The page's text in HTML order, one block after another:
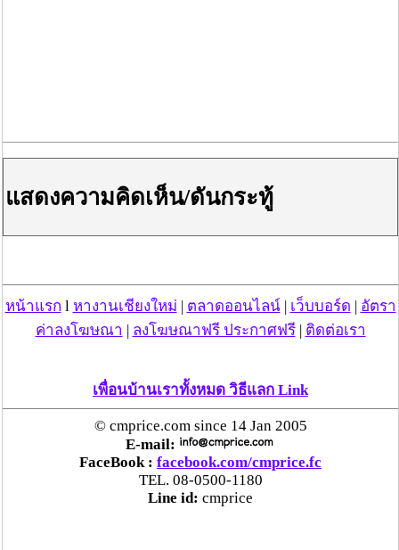
หวิดสูญเงินเกือบสองแสน โชคดีรู้ตัวเร็ว! รีบแจ้งตร.
ประสาน สตช.สายด่วน 1441 อายัดบัญชี-ตามเงินได้
คืนครบ
ตร.สภ.เมืองลำพูน ยึดยาบ้ากว่า 700 เม็ด หลังชาว
บ้านแจ้งพบถุงพลาสติกพันเทปสีดำต้องสงสัยในสวน
แม่สะเรียง ลุยตรวจ “สกุชชี่“ ของเล่นอันตราย พบไร้
มาตรฐานเสี่ยงอันตราย สั่งห้ามขาย-เตือนภัยผู้
แสดงความคิดเห็น/ดันกระทู้
หน้าแรก l หางานเชียงใหม่ | ตลาดออนไลน์| เว็บบอร์ด | อัตรา
ค่าลงโฆษณา | ลงโฆษณาฟรี ประกาศฟรี| ติดต่อเรา
เพื่อนบ้านเราทั้งหมด วิธีแลก Link
© cmprice.com since 14 Jan 2005
E-mail:
FaceBook : facebook.com/cmprice.fc
TEL. 08-0500-1180
Line id: cmprice